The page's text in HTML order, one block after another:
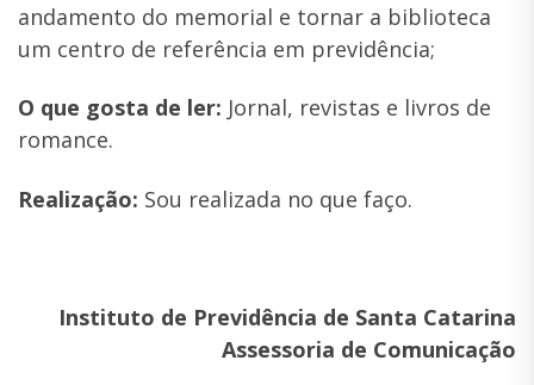
andamento do memorial e tornar a biblioteca
um centro de referência em previdência;
O que gosta de ler: Jornal, revistas e livros de
romance.
Realização: Sou realizada no que faço.
Instituto de Previdência de Santa Catarina
Assessoria de Comunicação